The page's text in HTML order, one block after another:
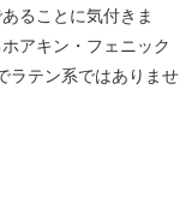
ることに気付きま
アキン・フェニック
ラテン系ではありませ